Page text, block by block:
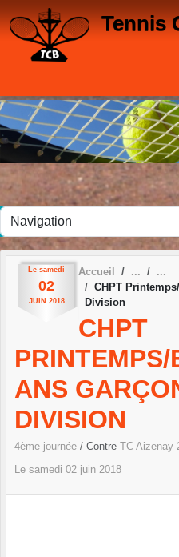
Tennis
Le samedi
02
JUIN 2018
Accueil
CHPT
Division
CHPT
PRINTEMPS/
ANS
DIVISION
4ème journée / Contre TC Aizenay
Le samedi 02 juin 2018
Panneau de gestion des cookies